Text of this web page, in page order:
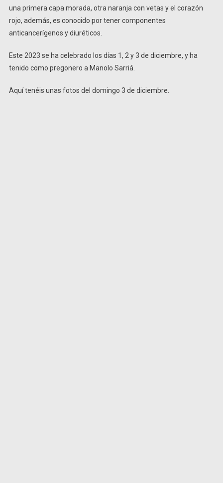
una primera capa morada, otra naranja con vetas y el corazón
rojo, además, es conocido por tener componentes
anticancerígenos y diuréticos.
Este 2023 se ha celebrado los días 1, 2 y 3 de diciembre, y ha
tenido como pregonero a Manolo Sarriá.
Aquí tenéis unas fotos del domingo 3 de diciembre.